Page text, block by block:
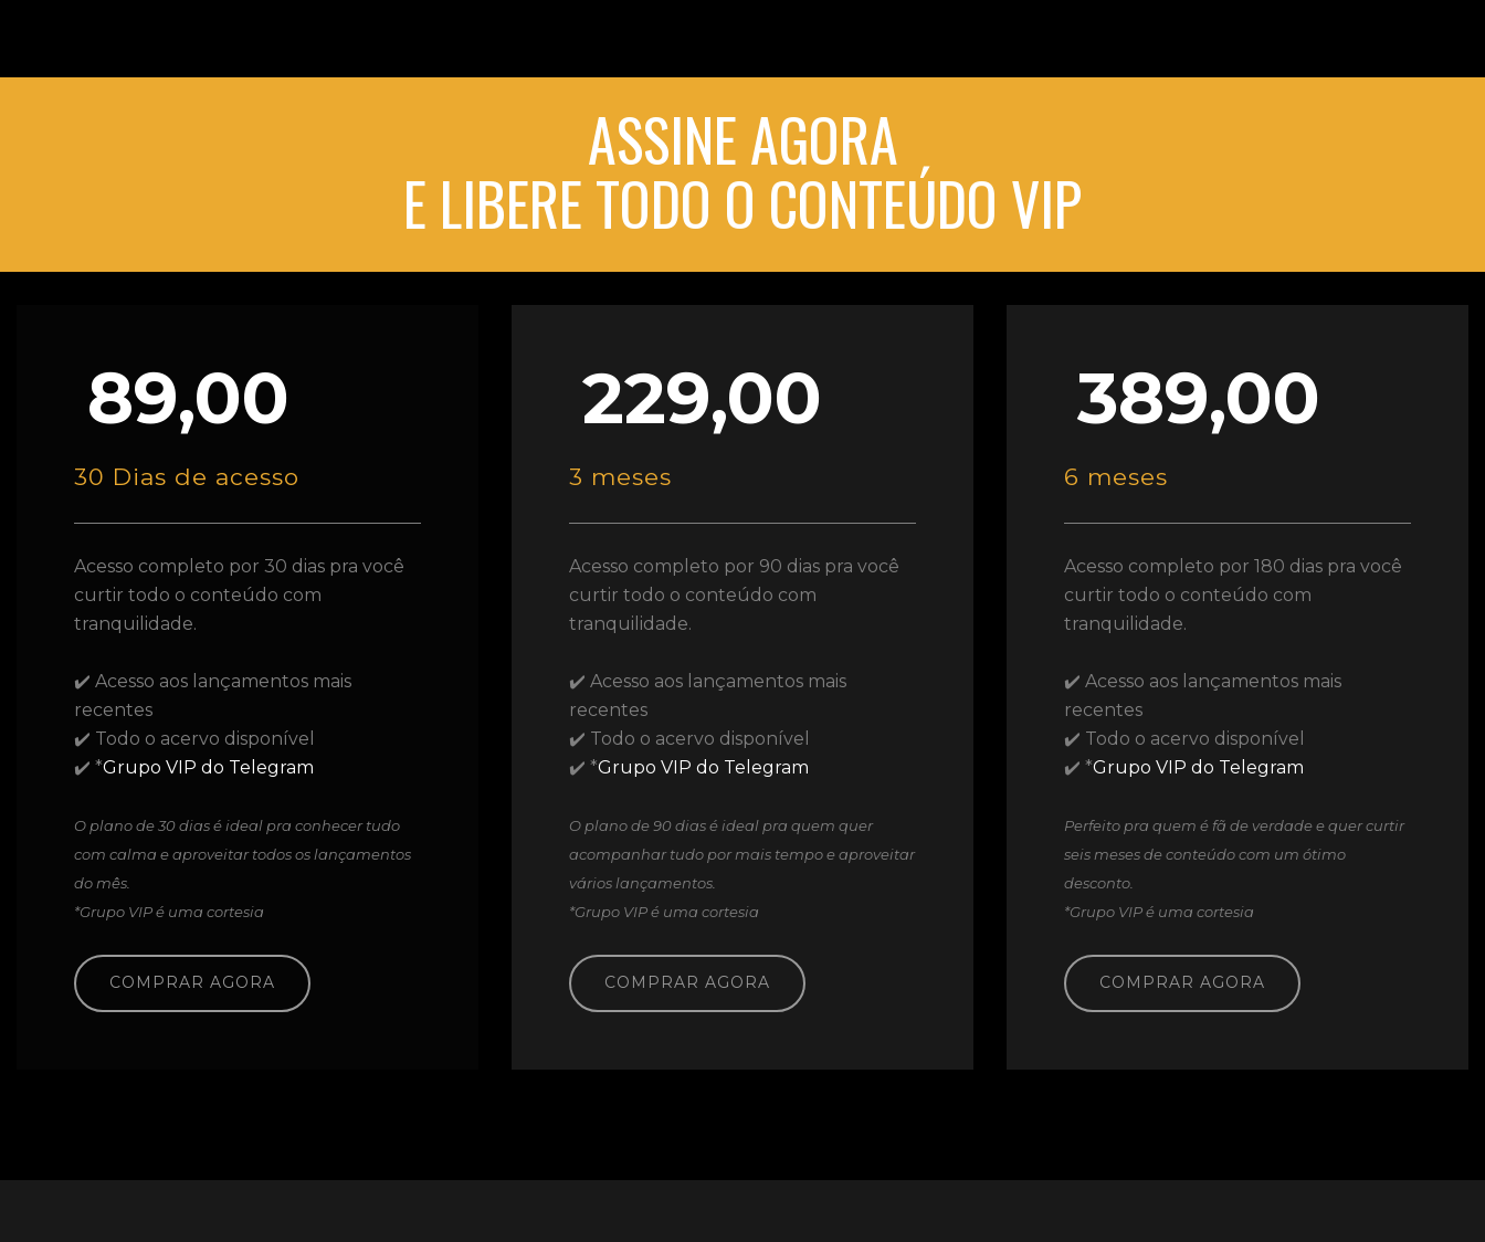
ASSINE AGORA
E LIBERE TODO O CONTEÚDO VIP
89,00
30 Dias de acesso
Acesso completo por 30 dias pra você
curtir todo o conteúdo com
tranquilidade.
✔️ Acesso aos lançamentos mais
recentes
✔️ Todo o acervo disponível
✔️ *Grupo VIP do Telegram
O plano de 30 dias é ideal pra conhecer tudo
com calma e aproveitar todos os lançamentos
do mês.
*Grupo VIP é uma cortesia
COMPRAR AGORA
229,00
3 meses
Acesso completo por 90 dias pra você
curtir todo o conteúdo com
tranquilidade.
✔️ Acesso aos lançamentos mais
recentes
✔️ Todo o acervo disponível
✔️ *Grupo VIP do Telegram
O plano de 90 dias é ideal pra quem quer
acompanhar tudo por mais tempo e aproveitar
vários lançamentos.
*Grupo VIP é uma cortesia
COMPRAR AGORA
389,00
6 meses
Acesso completo por 180 dias pra você
curtir todo o conteúdo com
tranquilidade.
✔️ Acesso aos lançamentos mais
recentes
✔️ Todo o acervo disponível
✔️ *Grupo VIP do Telegram
Perfeito pra quem é fã de verdade e quer curtir
seis meses de conteúdo com um ótimo
desconto.
*Grupo VIP é uma cortesia
COMPRAR AGORA